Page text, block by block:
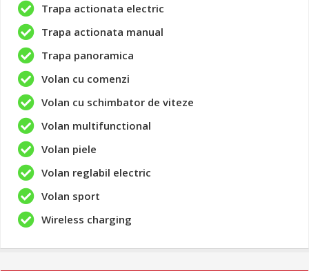
Trapa actionata electric
Trapa actionata manual
Trapa panoramica
Volan cu comenzi
Volan cu schimbator de viteze
Volan multifunctional
Volan piele
Volan reglabil electric
Volan sport
Wireless charging